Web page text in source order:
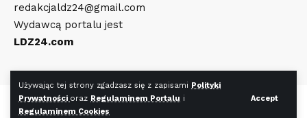
Używając tej strony zgadzasz się z zapisami Polityki
Prywatności oraz Regulaminem Portalu i
Regulaminem Cookies
Accept
redakcjaldz24@gmail.com
Wydawcą portalu jest
LDZ24.com
©LDZ24.com Wszystkie prawa zastrzeżone. Wykonanie strony